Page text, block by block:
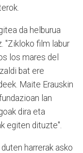
da helburua
"Zikloko film labur
los mares del
bat ere
Maite Erauskin
lan
dira eta
egiten dituzte".
harrerak asko